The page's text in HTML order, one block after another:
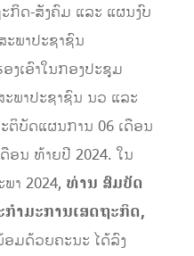
ກິດ-ສັງຄົມ ແລະ ແຜນງົບ
ພາປະຊາຊົນ
ງເອົາໃນກອງປະຊຸມ
ພາປະຊາຊົນ ນວ ແລະ
ຕິບັດແຜນການ 06 ເດືອນ
ອນ ທ້າຍປີ 2024. ໃນ
າ 2024, ທ່ານ ສົມບັດ
ຳມະການເສດຖະກິດ,
ອມດ້ວຍຄະນະ ໄດ້ລົງ